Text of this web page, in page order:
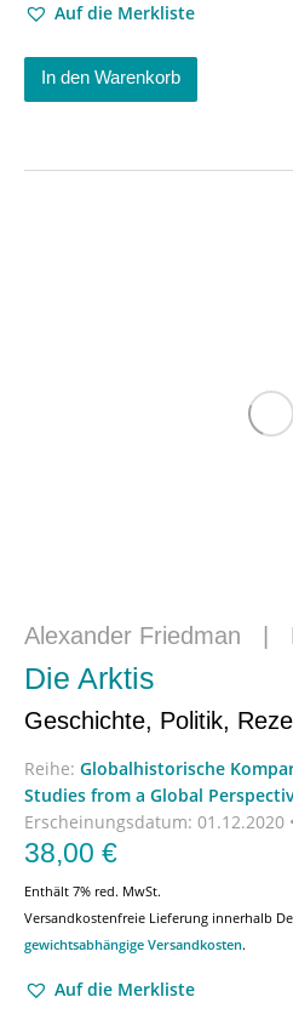
Auf die Merkliste
In den Warenkorb
Alexander Friedman
Die Arktis
Geschichte, Politik,
Reihe: Globalhistorische
Studies from a Global
Erscheinungsdatum: 01.12.2020
38,00 €
Enthält 7% red. MwSt.
Versandkostenfreie Lieferung innerhalb
gewichtsabhängige Versandkosten.
Auf die Merkliste